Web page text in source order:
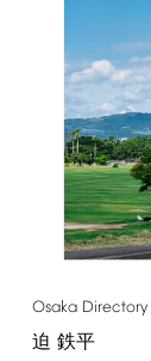
Osaka Directory
迫 鉄平